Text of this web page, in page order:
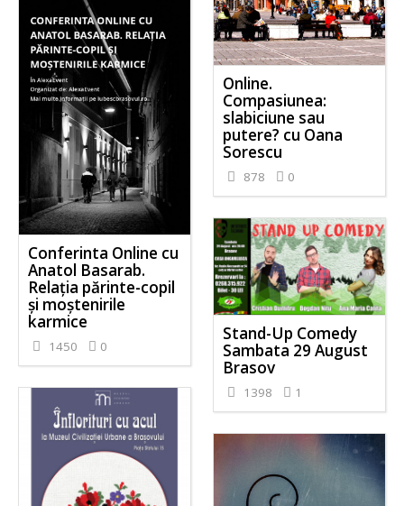
Online.
Compasiunea:
slabiciune sau
putere? cu Oana
Sorescu
878 0
Conferinta Online cu
Anatol Basarab.
Relația părinte-copil
și moștenirile
karmice
1450 0
Stand-Up Comedy
Sambata 29 August
Brasov
1398 1